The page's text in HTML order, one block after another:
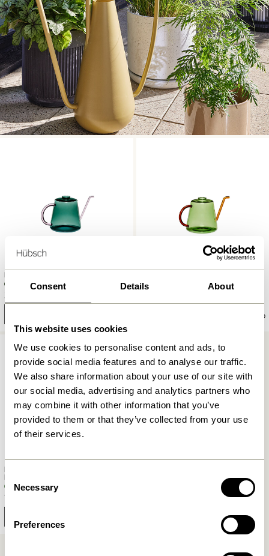
Consent Details About
This website uses cookies
We use cookies to personalise content and ads, to
provide social media features and to analyse our traffic.
We also share information about your use of our site with
our social media, advertising and analytics partners who
may combine it with other information that you’ve
provided to them or that they’ve collected from your use
of their services.
Consent
Selection
Necessary
Preferences
Flora Arrosoir Vert foncé
329,00
Flora Globe Aquatique Rouge
Pâle/Vert
119,00